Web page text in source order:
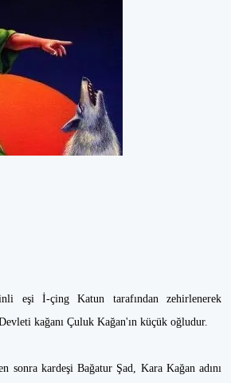
eşi İ-çing Katun tarafından zehirlenerek
kağanı Çuluk Kağan'ın küçük oğludur.
sonra kardeşi Bağatur Şad, Kara Kağan adını